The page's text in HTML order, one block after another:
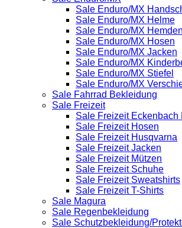
Sale Enduro/MX
Sale Enduro/MX Helme
Sale Enduro/MX Hemden
Sale Enduro/MX Hosen
Sale Enduro/MX Jacken
Sale Enduro/MX
Sale Enduro/MX Stiefel
Sale Enduro/MX
Sale Fahrrad Bekleidung
Sale Freizeit
Sale Freizeit Eckenbach
Sale Freizeit Hosen
Sale Freizeit Husqvarna
Sale Freizeit Jacken
Sale Freizeit Mützen
Sale Freizeit Schuhe
Sale Freizeit Sweatshirts
Sale Freizeit T-Shirts
Sale Magura
Sale Regenbekleidung
Sale Schutzbekleidung/